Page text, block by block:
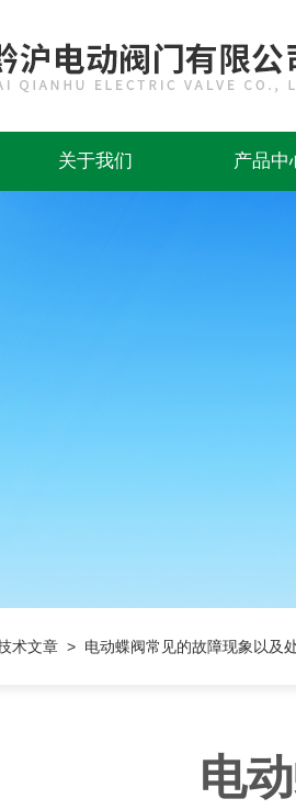
关于我们 产品中
术文章 > 电动蝶阀常见的故障现象以及
电